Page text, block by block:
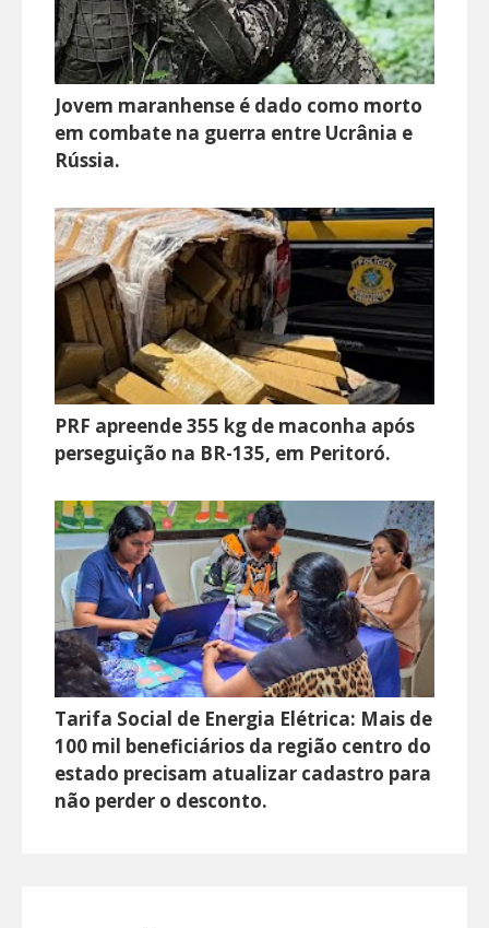
Jovem maranhense é dado como morto
em combate na guerra entre Ucrânia e
Rússia.
PRF apreende 355 kg de maconha após
perseguição na BR-135, em Peritoró.
Tarifa Social de Energia Elétrica: Mais de
100 mil beneficiários da região centro do
estado precisam atualizar cadastro para
não perder o desconto.